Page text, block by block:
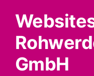
GmbH